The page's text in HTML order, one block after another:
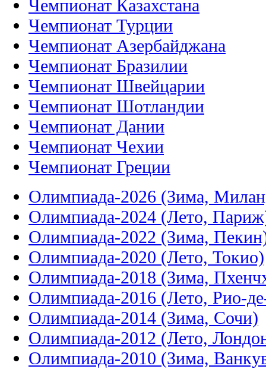
Чемпионат Казахстана
Чемпионат Турции
Чемпионат Азербайджана
Чемпионат Бразилии
Чемпионат Швейцарии
Чемпионат Шотландии
Чемпионат Дании
Чемпионат Чехии
Чемпионат Греции
Олимпиада-2026 (Зима,
Олимпиада-2024 (Лето,
Олимпиада-2022 (Зима,
Олимпиада-2020 (Лето, Токио)
Олимпиада-2018 (Зима,
Олимпиада-2016 (Лето, Рио-
Олимпиада-2014 (Зима, Сочи)
Олимпиада-2012 (Лето,
Олимпиада-2010 (Зима,